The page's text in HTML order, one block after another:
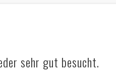
sehr gut besucht.